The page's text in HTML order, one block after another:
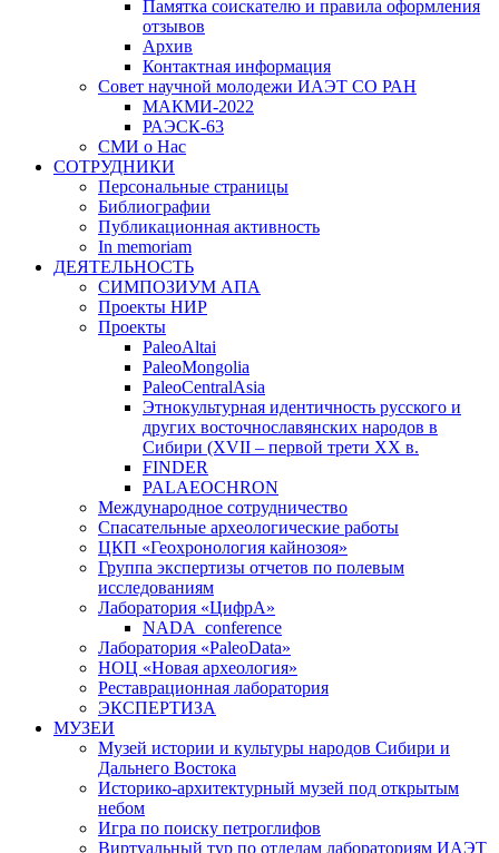
Памятка соискателю и правила оформления
отзывов
Архив
Контактная информация
Совет научной молодежи ИАЭТ СО РАН
МАКМИ-2022
РАЭСК-63
СМИ о Нас
СОТРУДНИКИ
Персональные страницы
Библиографии
Публикационная активность
In memoriam
ДЕЯТЕЛЬНОСТЬ
СИМПОЗИУМ АПА
Проекты НИР
Проекты
PaleoAltai
PaleoMongolia
PaleoCentralAsia
Этнокультурная идентичность русского и
других восточнославянских народов в
Сибири (XVII – первой трети ХХ в.
FINDER
PALAEOCHRON
Международное сотрудничество
Спасательные археологические работы
ЦКП «Геохронология кайнозоя»
Группа экспертизы отчетов по полевым
исследованиям
Лаборатория «ЦифрА»
NADA_conference
Лаборатория «PaleoData»
НОЦ «Новая археология»
Реставрационная лаборатория
ЭКСПЕРТИЗА
МУЗЕИ
Музей истории и культуры народов Сибири и
Дальнего Востока
Историко-архитектурный музей под открытым
небом
Игра по поиску петроглифов
Виртуальный тур по отделам лабораториям ИАЭТ